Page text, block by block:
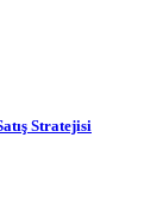
Stratejisi